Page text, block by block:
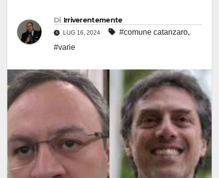
Di Irriverentemente
LUG 16, 2024 #comune catanzaro,
#varie